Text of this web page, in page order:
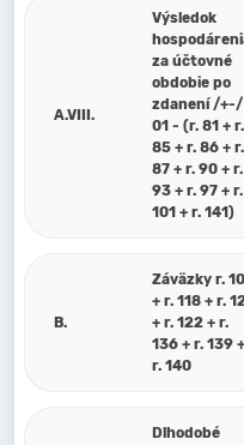
A.VIII.
Výsledok
za účtovné
obdobie po
zdanení /+-/
01 - (r. 81 + r.
85 + r. 86 + r.
87 + r. 90 + r.
93 + r. 97 + r.
101 + r. 141)
B.
Záväzky r.
+ r. 118 + r.
+ r. 122 + r.
136 + r. 139 +
r. 140
Dlhodobé